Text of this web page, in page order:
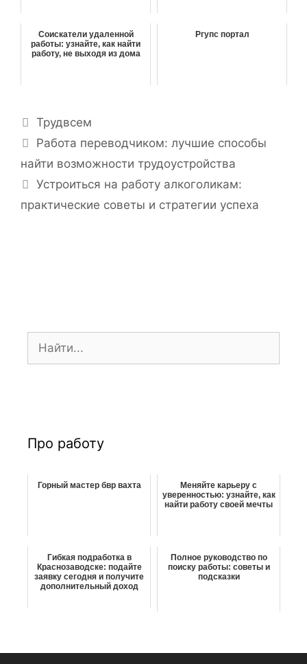
Соискатели удаленной
работы: узнайте, как найти
работу, не выходя из дома
Ргупс портал
Р
у
р
и
к
Трудвсем
Н
а
и
г
Работа переводчиком: лучшие способы
найти возможности трудоустройства
Устроиться на работу алкоголикам:
практические советы и стратегии успеха
Про работу
Горный мастер бвр вахта
Меняйте карьеру с
уверенностью: узнайте, как
найти работу своей мечты
Гибкая подработка в
Краснозаводске: подайте
заявку сегодня и получите
дополнительный доход
Полное руководство по
поиску работы: советы и
подсказки